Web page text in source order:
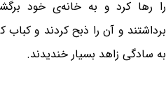
را رها کرد و به خانه‌ی خود
برداشتند و آن را ذبح کردند و
به سادگی زاهد بسیار خندیدند.